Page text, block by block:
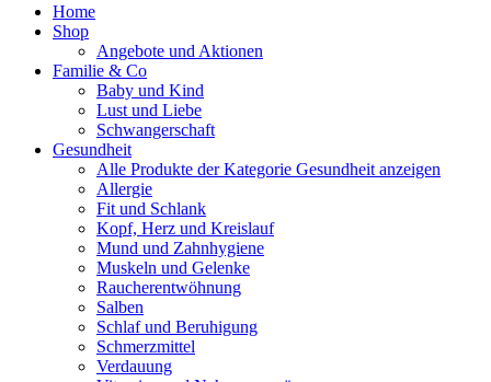
Home
Shop
Angebote und Aktionen
Familie & Co
Baby und Kind
Lust und Liebe
Schwangerschaft
Gesundheit
Alle Produkte der Kategorie Gesundheit anzeigen
Allergie
Fit und Schlank
Kopf, Herz und Kreislauf
Mund und Zahnhygiene
Muskeln und Gelenke
Raucherentwöhnung
Salben
Schlaf und Beruhigung
Schmerzmittel
Verdauung